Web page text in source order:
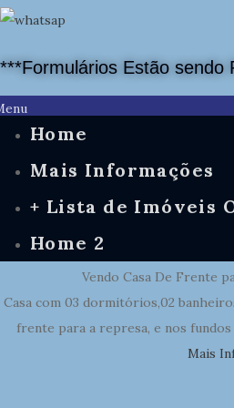
***Formulários Estão sendo
Home
Mais Informações
+ Lista de Imóveis
Home 2
Vendo Casa De Frente
Casa com 03 dormitórios,02
frente para a represa, e nos
Mais